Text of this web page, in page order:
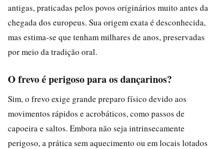
antigas, praticadas pelos povos originários muito antes da
chegada dos europeus. Sua origem exata é desconhecida,
mas estima-se que tenham milhares de anos, preservadas
por meio da tradição oral.
O frevo é perigoso para os dançarinos?
Sim, o frevo exige grande preparo físico devido aos
movimentos rápidos e acrobáticos, como passos de
capoeira e saltos. Embora não seja intrinsecamente
perigoso, a prática sem aquecimento ou em locais lotados